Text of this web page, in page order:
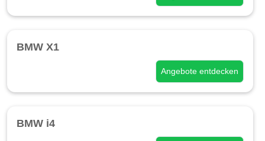
BMW X1
Angebote entdecken
BMW i4